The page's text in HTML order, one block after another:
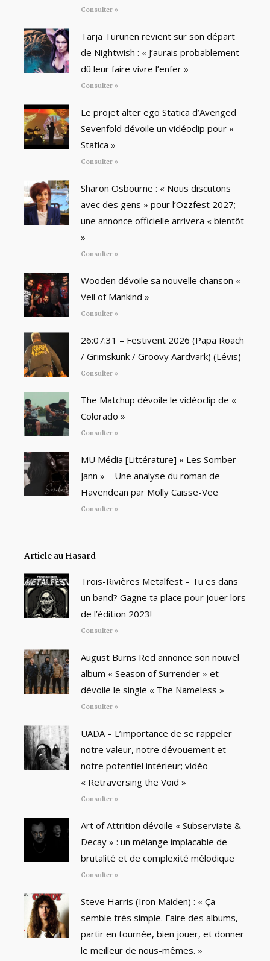
Consulter »
Tarja Turunen revient sur son départ
de Nightwish : « J’aurais probablement
dû leur faire vivre l’enfer »
Consulter »
Le projet alter ego Statica d’Avenged
Sevenfold dévoile un vidéoclip pour «
Statica »
Consulter »
Sharon Osbourne : « Nous discutons
avec des gens » pour l’Ozzfest 2027;
une annonce officielle arrivera « bientôt
»
Consulter »
Wooden dévoile sa nouvelle chanson «
Veil of Mankind »
Consulter »
26:07:31 – Festivent 2026 (Papa Roach
/ Grimskunk / Groovy Aardvark) (Lévis)
Consulter »
The Matchup dévoile le vidéoclip de «
Colorado »
Consulter »
MU Média [Littérature] « Les Somber
Jann » – Une analyse du roman de
Havendean par Molly Caisse-Vee
Consulter »
Article au Hasard
Trois-Rivières Metalfest – Tu es dans
un band? Gagne ta place pour jouer lors
de l’édition 2023!
Consulter »
August Burns Red annonce son nouvel
album « Season of Surrender » et
dévoile le single « The Nameless »
Consulter »
UADA – L’importance de se rappeler
notre valeur, notre dévouement et
notre potentiel intérieur; vidéo
« Retraversing the Void »
Consulter »
Art of Attrition dévoile « Subserviate &
Decay » : un mélange implacable de
brutalité et de complexité mélodique
Consulter »
Steve Harris (Iron Maiden) : « Ça
semble très simple. Faire des albums,
partir en tournée, bien jouer, et donner
le meilleur de nous-mêmes. »